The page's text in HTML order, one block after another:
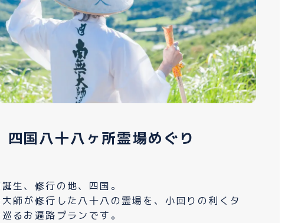
四国八十八ヶ所霊場めぐり
生、修行の地、四国。
師が修行した八十八の霊場を、小回りの利くタ
るお遍路プランです。